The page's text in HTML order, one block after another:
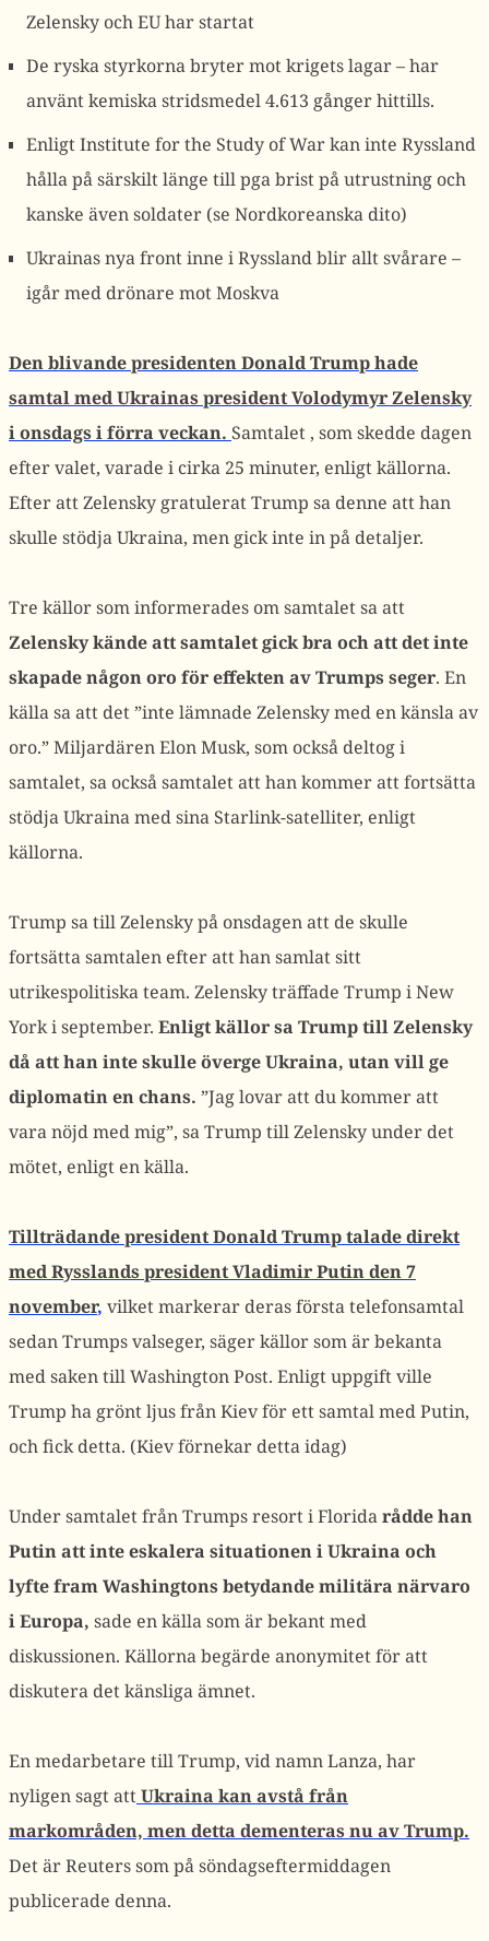
Zelensky och EU har startat
De ryska styrkorna bryter mot krigets lagar – har
använt kemiska stridsmedel 4.613 gånger hittills.
Enligt Institute for the Study of War kan inte Ryssland
hålla på särskilt länge till pga brist på utrustning och
kanske även soldater (se Nordkoreanska dito)
Ukrainas nya front inne i Ryssland blir allt svårare –
igår med drönare mot Moskva
Den blivande presidenten Donald Trump hade
samtal med Ukrainas president Volodymyr Zelensky
i onsdags i förra veckan. Samtalet , som skedde dagen
efter valet, varade i cirka 25 minuter, enligt källorna.
Efter att Zelensky gratulerat Trump sa denne att han
skulle stödja Ukraina, men gick inte in på detaljer.
Tre källor som informerades om samtalet sa att
Zelensky kände att samtalet gick bra och att det inte
skapade någon oro för effekten av Trumps seger. En
källa sa att det ”inte lämnade Zelensky med en känsla av
oro.” Miljardären Elon Musk, som också deltog i
samtalet, sa också samtalet att han kommer att fortsätta
stödja Ukraina med sina Starlink-satelliter, enligt
källorna.
Trump sa till Zelensky på onsdagen att de skulle
fortsätta samtalen efter att han samlat sitt
utrikespolitiska team. Zelensky träffade Trump i New
York i september. Enligt källor sa Trump till Zelensky
då att han inte skulle överge Ukraina, utan vill ge
diplomatin en chans. ”Jag lovar att du kommer att
vara nöjd med mig”, sa Trump till Zelensky under det
mötet, enligt en källa.
Tillträdande president Donald Trump talade direkt
med Rysslands president Vladimir Putin den 7
november, vilket markerar deras första telefonsamtal
sedan Trumps valseger, säger källor som är bekanta
med saken till Washington Post. Enligt uppgift ville
Trump ha grönt ljus från Kiev för ett samtal med Putin,
och fick detta. (Kiev förnekar detta idag)
Under samtalet från Trumps resort i Floridarådde han
Putin att inte eskalera situationen i Ukraina och
lyfte fram Washingtons betydande militära närvaro
i Europa, sade en källa som är bekant med
diskussionen. Källorna begärde anonymitet för att
diskutera det känsliga ämnet.
En medarbetare till Trump, vid namn Lanza, har
nyligen sagt attUkraina kan avstå från
markområden, men detta dementeras nu av Trump.
Det är Reuters som på söndagseftermiddagen
publicerade denna.